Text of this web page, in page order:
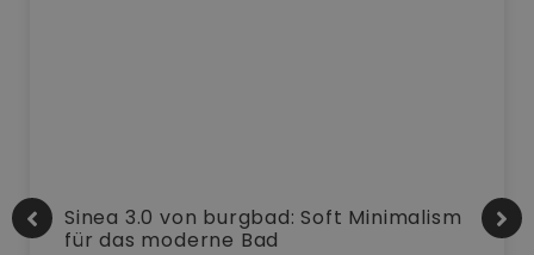
Sinea 3.0 von burgbad: Soft Minimalism
für das moderne Bad